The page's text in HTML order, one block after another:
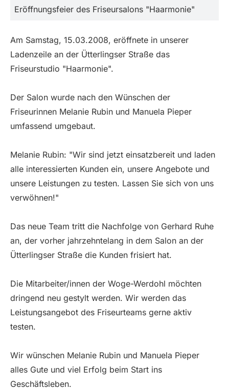
Eröffnungsfeier des Friseursalons "Haarmonie"
Am Samstag, 15.03.2008, eröffnete in unserer
Ladenzeile an der Ütterlingser Straße das
Friseurstudio "Haarmonie".
Der Salon wurde nach den Wünschen der
Friseurinnen Melanie Rubin und Manuela Pieper
umfassend umgebaut.
Melanie Rubin: "Wir sind jetzt einsatzbereit und laden
alle interessierten Kunden ein, unsere Angebote und
unsere Leistungen zu testen. Lassen Sie sich von uns
verwöhnen!"
Das neue Team tritt die Nachfolge von Gerhard Ruhe
an, der vorher jahrzehntelang in dem Salon an der
Ütterlingser Straße die Kunden frisiert hat.
Die Mitarbeiter/innen der Woge-Werdohl möchten
dringend neu gestylt werden. Wir werden das
Leistungsangebot des Friseurteams gerne aktiv
testen.
Wir wünschen Melanie Rubin und Manuela Pieper
alles Gute und viel Erfolg beim Start ins
Geschäftsleben.